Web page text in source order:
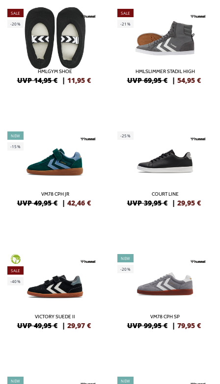
SALE
-20%
HMLGYM SHOE
UVP 14,95 € | 11,95 €
SALE
-21%
HMLSLIMMER STADIL HIGH
UVP 69,95 € | 54,95 €
NEW
-15%
VM78 CPH JR
UVP 49,95 € | 42,46 €
-25%
COURT LINE
UVP 39,95 € | 29,95 €
GREEN
SALE
-40%
VICTORY SUEDE II
UVP 49,95 € | 29,97 €
NEW
-20%
VM78 CPH SP
UVP 99,95 € | 79,95 €
NEW
NEW